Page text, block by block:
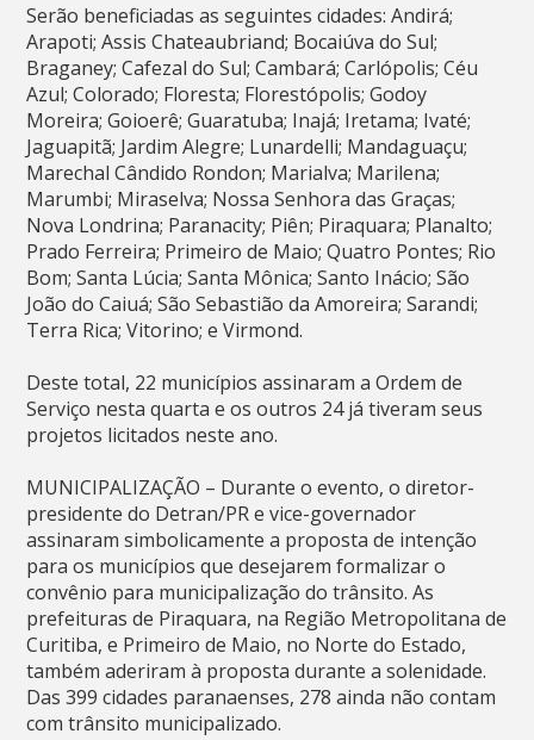
Serão beneficiadas as seguintes cidades: Andirá;
Arapoti; Assis Chateaubriand; Bocaiúva do Sul;
Braganey; Cafezal do Sul; Cambará; Carlópolis; Céu
Azul; Colorado; Floresta; Florestópolis; Godoy
Moreira; Goioerê; Guaratuba; Inajá; Iretama; Ivaté;
Jaguapitã; Jardim Alegre; Lunardelli; Mandaguaçu;
Marechal Cândido Rondon; Marialva; Marilena;
Marumbi; Miraselva; Nossa Senhora das Graças;
Nova Londrina; Paranacity; Piên; Piraquara; Planalto;
Prado Ferreira; Primeiro de Maio; Quatro Pontes; Rio
Bom; Santa Lúcia; Santa Mônica; Santo Inácio; São
João do Caiuá; São Sebastião da Amoreira; Sarandi;
Terra Rica; Vitorino; e Virmond.
Deste total, 22 municípios assinaram a Ordem de
Serviço nesta quarta e os outros 24 já tiveram seus
projetos licitados neste ano.
MUNICIPALIZAÇÃO – Durante o evento, o diretor-
presidente do Detran/PR e vice-governador
assinaram simbolicamente a proposta de intenção
para os municípios que desejarem formalizar o
convênio para municipalização do trânsito. As
prefeituras de Piraquara, na Região Metropolitana de
Curitiba, e Primeiro de Maio, no Norte do Estado,
também aderiram à proposta durante a solenidade.
Das 399 cidades paranaenses, 278 ainda não contam
com trânsito municipalizado.